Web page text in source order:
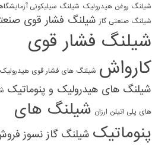
شیلنگ روغن هیدرولیک شیلنگ سیلیکونی
شیلنگ صنعتی گاز شیلنگ فشار قوی
شیلنگ فشار قوی
کارواش شیلنگ های فشار قوی هیدرولیک
شیلنگ های هیدرولیک و پنوماتیک
های پلی اتیلن ارزان شیلنگ های
پنوماتیک شیلنگ گاز نسوز